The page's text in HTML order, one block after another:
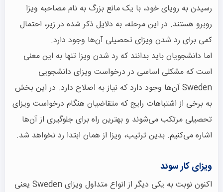
رسیدن به رویای خود، با یک مانع بزرگ به نام مصاحبه ویزا
روبرو هستند. در این مرحله، به دلایل ذکر شده در زیر، احتمال
کمی برای رد شدن ویزای تحصیلی آن‌ها وجود دارد.
اما دانشجویان باید بدانند که رد شدن ویزا تنها به این معنی
است که مشکلی اساسی در درخواست ویزای دانشجویی
Sweden آن‌ها وجود دارد که نیاز به اصلاح دارد. در این بخش
به برخی از اشتباهات رایج که متقاضیان هنگام درخواست ویزای
تحصیلی مرتکب می‌شوند و بهترین راه برای جلوگیری از آن‌ها
اشاره می‌کنیم. بدین ترتیب، ویزا از همان ابتدا رد نخواهد شد.
ویزای کار سوئد
اکنون نوبت به یکی دیگر از انواع متداول ویزای Sweden یعنی